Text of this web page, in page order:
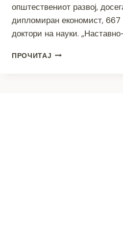
општествениот развој,
дипломиран економист, 667
доктори на науки.
ПРОЧИТАЈ ЕКОНОМСКИОТ